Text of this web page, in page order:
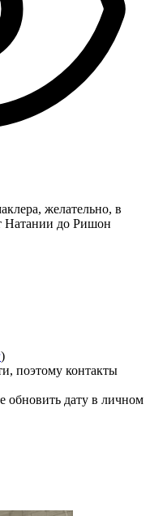
желательно, в
Натании до Ришон
)
поэтому контакты
обновить дату в личном